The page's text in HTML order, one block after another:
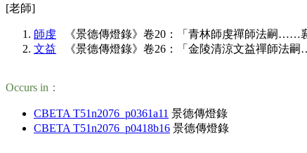
[老師]
師虔 《景德傳燈錄》卷20：「青林師虔禪師法嗣……襄
文益 《景德傳燈錄》卷26：「金陵清涼文益禪師法嗣
Occurs in：
CBETA T51n2076_p0361a11 景德傳燈錄
CBETA T51n2076_p0418b16 景德傳燈錄